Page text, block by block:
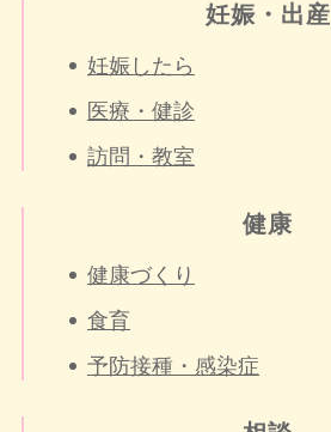
妊娠・出産
妊娠したら
医療・健診
訪問・教室
健康
健康づくり
食育
予防接種・感染症